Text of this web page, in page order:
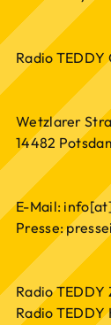
Radio TEDDY
Wetzlarer
14482
E-Mail:
Presse:
Radio
Radio